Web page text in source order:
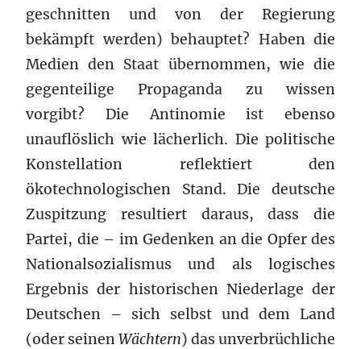
geschnitten und von der Regierung
bekämpft werden) behauptet? Haben die
Medien den Staat übernommen, wie die
gegenteilige Propaganda zu wissen
vorgibt? Die Antinomie ist ebenso
unauflöslich wie lächerlich. Die politische
Konstellation reflektiert den
ökotechnologischen Stand. Die deutsche
Zuspitzung resultiert daraus, dass die
Partei, die – im Gedenken an die Opfer des
Nationalsozialismus und als logisches
Ergebnis der historischen Niederlage der
Deutschen – sich selbst und dem Land
(oder seinenWächtern) das unverbrüchliche